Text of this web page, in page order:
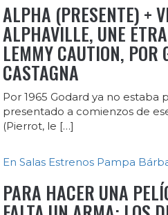
ALPHA (PRESENTE) +
ALPHAVILLE, UNE
LEMMY CAUTION, POR
CASTAGNA
Por 1965 Godard ya no estaba
presentado a comienzos de
(Pierrot, le […]
En Salas Estrenos Pampa
PARA HACER UNA